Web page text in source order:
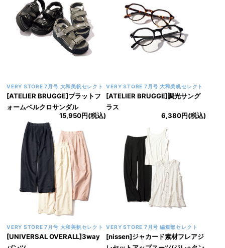
VERY STORE 7月号 大和美帆セレクト
[ATELIER BRUGGE]プラットフ
ォームベルクロサンダル
15,950円(税込)
VERY STORE 7月号 大和美帆セレクト
[ATELIER BRUGGE]調光サング
ラス
6,380円(税込)
VERY STORE 7月号 大和美帆セレクト
[UNIVERSAL OVERALL]3way
VERY STORE 7月号 編集部セレクト
[nissen]ジャカード素材フレアジ